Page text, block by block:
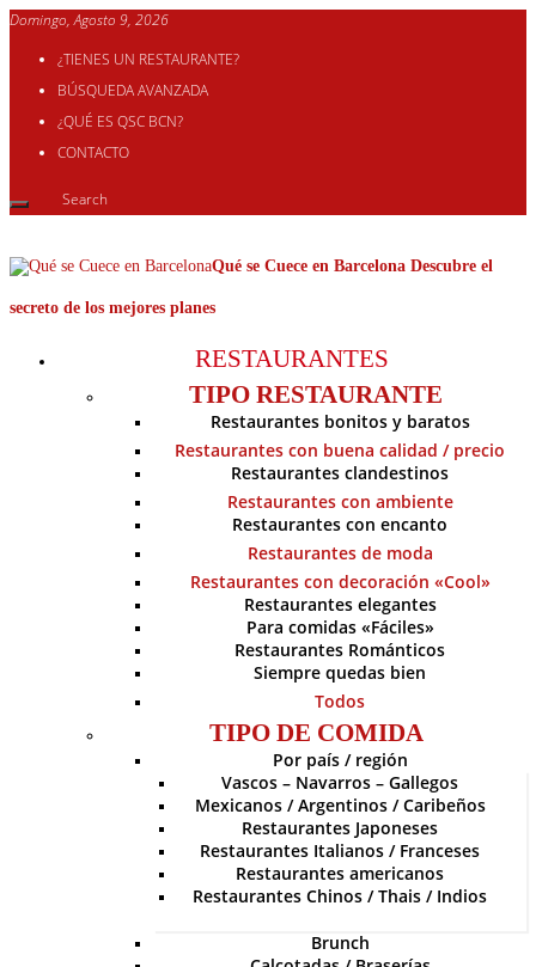
Domingo, Agosto 9, 2026
¿TIENES UN RESTAURANTE?
BÚSQUEDA AVANZADA
¿QUÉ ES QSC BCN?
CONTACTO
Qué se Cuece en Barcelona Descubre el
secreto de los mejores planes
RESTAURANTES
TIPO RESTAURANTE
Restaurantes bonitos y baratos
Restaurantes con buena calidad / precio
Restaurantes clandestinos
Restaurantes con ambiente
Restaurantes con encanto
Restaurantes de moda
Restaurantes con decoración «Cool»
Restaurantes elegantes
Para comidas «Fáciles»
Restaurantes Románticos
Siempre quedas bien
Todos
TIPO DE COMIDA
Por país / región
Vascos – Navarros – Gallegos
Mexicanos / Argentinos / Caribeños
Restaurantes Japoneses
Restaurantes Italianos / Franceses
Restaurantes americanos
Restaurantes Chinos / Thais / Indios
Brunch